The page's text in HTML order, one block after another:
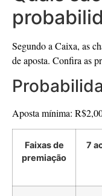
Segundo a Caixa, as
de aposta. Confira as
Aposta mínima:
Faixas de
premiação
7